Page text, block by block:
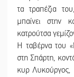
τα τραπέζια
μπαίνει στην
κατρούτσα
Η ταβέρνα του
στη Σπάρτη,
κυρ Λυκούργος,